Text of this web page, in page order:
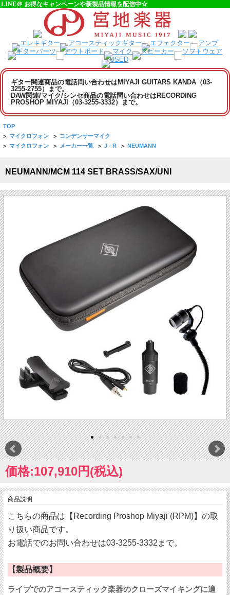
LINE＠ お得なキャンペーンや新製品情報を配信中☆
ギター関連商品の電話問い合わせはMIYAJI GUITARS KANDA（03-
3255-2755）まで。
DAW関連/マイク/シンセ商品の電話問い合わせはRECORDING
PROSHOP MIYAJI（03-3255-3332）まで。
TOP
> マイクロフォン > コンデンサーマイク
> マイクロフォン > メーカー一覧 > J - R > NEUMANN
NEUMANN/MCM 114 SET BRASS/SAX/UNI
価格:107,910円(税込)
商品説明
こちらの商品は【Recording Proshop Miyaji (RPM)】の取
り扱い商品です。
お電話でのお問い合わせは03-3255-3332まで。
【製品概要】
ライブでのアコースティック楽器のクローズマイキングに適